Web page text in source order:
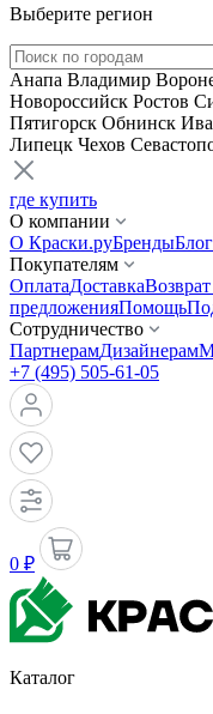
Выберите регион
Анапа Владимир
Новороссийск Ростов
Пятигорск Обнинск
Липецк Чехов
где купить
О компании
О Краски.руБрендыБлог
Покупателям
ОплатаДоставка
предложенияПомощь
Сотрудничество
ПартнерамДизайнерам
+7 (495) 505-61-05
0 ₽
Каталог